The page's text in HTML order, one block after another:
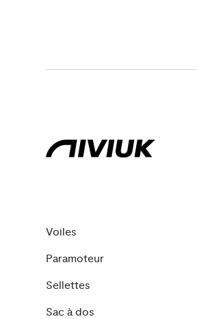
Voiles
Paramoteur
Sellettes
Sac à dos